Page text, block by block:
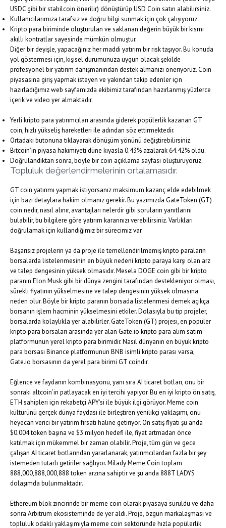
USDC gibi bir stabilcoin önerilir) dönüştürüp USD Coin satın alabilirsiniz.
Kullanıcılarımıza tarafsız ve doğru bilgi sunmak için çok çalışıyoruz.
Kripto para biriminde oluşturulan ve saklanan değerin büyük bir kısmı
akıllı kontratlar sayesinde mümkün olmuştur.
Diğer bir deyişle, yapacağınız her maddi yatırım bir risk taşıyor. Bu konuda
yol göstermesi için, kişisel durumunuza uygun olacak şekilde
profesyonel bir yatırım danışmanından destek almanızı öneriyoruz. Coin
piyasasına giriş yapmak isteyen ve yakından takip edenler için
hazırladığımız web sayfamızda ekibimiz tarafından hazırlanmış yüzlerce
içerik ve video yer almaktadır.
Yerli kripto para yatırımcıları arasında giderek popülerlik kazanan GT
coin, hızlı yükseliş hareketleri ile adından söz ettirmektedir.
Ortadaki butonuna tıklayarak dönüşüm yönünü değiştirebilirsiniz.
Bitcoin’in piyasa hakimiyeti düne kıyasla 0.43% azalarak 64.42% oldu.
Doğrulandıktan sonra, böyle bir coin açıklama sayfası oluşturuyoruz.
Topluluk değerlendirmelerinin ortalamasıdır.
GT coin yatırımı yapmak istiyorsanız maksimum kazanç elde edebilmek
için bazı detaylara hakim olmanız gerekir. Bu yazımızda GateToken (GT)
coin nedir, nasıl alınır, avantajları nelerdir gibi soruların yanıtlarını
bulabilir, bu bilgilere göre yatırım kararınızı verebilirsiniz. Varlıkları
doğrulamak için kullandığımız bir sürecimiz var.
Başarısız projelerin ya da proje ile temellendirilmemiş kripto paraların
borsalarda listelenmesinin en büyük nedeni kripto paraya karşı olan arz
ve talep dengesinin yüksek olmasıdır. Mesela DOGE coin gibi bir kripto
paranın Elon Musk gibi bir dünya zengini tarafından destekleniyor olması,
sürekli fiyatının yükselmesine ve talep dengesinin yüksek olmasına
neden olur. Böyle bir kripto paranın borsada listelenmesi demek açıkça
borsanın işlem hacminin yükselmesini etkiler. Dolasıyla bu tip projeler,
borsalarda kolaylıkla yer alabilirler. GateToken (GT) projesi, en popüler
kripto para borsaları arasında yer alan Gate.io kripto para alım satım
platformunun yerel kripto para birimidir. Nasıl dünyanın en büyük kripto
para borsası Binance platformunun BNB isimli kripto parası varsa,
Gate.io borsasının da yerel para birimi GT coindir.
Eğlence ve faydanın kombinasyonu, yanı sıra AI ticaret botları, onu bir
sonraki altcoin’in patlayacak en iyi tercihi yapıyor. Bu en iyi kripto ön satış,
ETH sahipleri için rekabetçi APY’si ile büyük ilgi görüyor. Meme coin
kültürünü gerçek dünya faydası ile birleştiren yenilikçi yaklaşımı, onu
heyecan verici bir yatırım fırsatı haline getiriyor. Ön satış fiyatı şu anda
$0.004 token başına ve $3 milyon hedefi ile, fiyat artmadan önce
katılmak için mükemmel bir zaman olabilir. Proje, tüm gün ve gece
çalışan AI ticaret botlarından yararlanarak, yatırımcılardan fazla bir şey
istemeden tutarlı getiriler sağlıyor. Milady Meme Coin toplam
888,000,888,000,888 token arzına sahiptir ve şu anda 888T LADYS
dolaşımda bulunmaktadır.
Ethereum blok zincirinde bir meme coin olarak piyasaya sürüldü ve daha
sonra Arbitrum ekosisteminde de yer aldı. Proje, özgün markalaşması ve
topluluk odaklı yaklaşımıyla meme coin sektöründe hızla popülerlik